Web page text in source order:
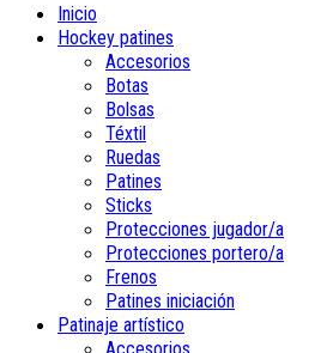
Inicio
Hockey patines
Accesorios
Botas
Bolsas
Téxtil
Ruedas
Patines
Sticks
Protecciones jugador/a
Protecciones portero/a
Frenos
Patines iniciación
Patinaje artístico